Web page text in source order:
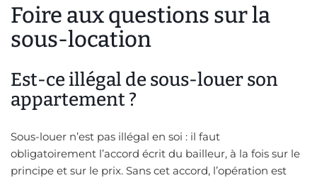
Foire aux questions sur la
sous-location
Est-ce illégal de sous-louer son
appartement ?
Sous-louer n’est pas illégal en soi : il faut
obligatoirement l’accord écrit du bailleur, à la fois sur le
principe et sur le prix. Sans cet accord, l’opération est